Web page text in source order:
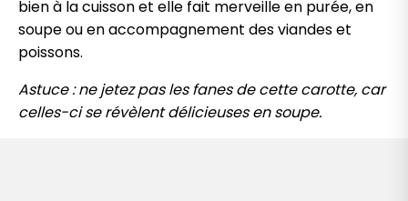
bien à la cuisson et elle fait merveille en purée, en
soupe ou en accompagnement des viandes et
poissons.
Astuce : ne jetez pas les fanes de cette carotte, car
celles-ci se révèlent délicieuses en soupe.